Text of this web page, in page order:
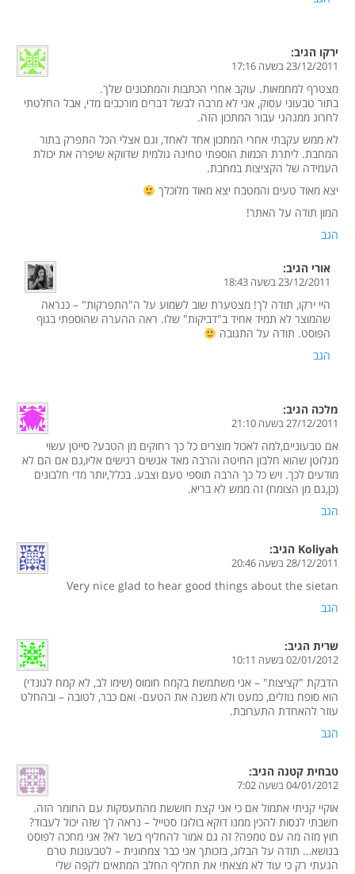
ירקו הגיב:
23/12/2011 בשעה 17:16
מצטרף למחמאות. עוקב אחרי הכתבות והמתכונים שלך.
בתור טבעוני עסוק, אני לא מרבה לבשל דברים מורכבים מדי, אבל החלטתי
לחרוג ממנהגי עבור המתכון הזה.
לא ממש עקבתי אחרי המתכון אחד לאחד, וגם אצלי הכל התפרק בתור
המחבת. ליתרת הכמות הוספתי טחינה גולמית שדווקא שיפרה את יכולת
העמידה של הקציצות במחבת.
יצא מאוד טעים והמטבח יצא מאוד מלוכלך
המון תודה על האתר!
הגב
אורי הגיב:
23/12/2011 בשעה 18:43
היי ירקו, תודה לך! מצטערת שוב לשמוע על ה"התפרקות" – כנראה
שהמוצר לא תמיד אחיד ב"דביקות" שלו. ראה ההערה שהוספתי בגוף
הפוסט. תודה על התגובה
הגב
מלכה הגיב:
27/12/2011 בשעה 21:10
אם טבעוניים,למה לאכול מוצרים כל כך רחוקים מן הטבע? סייטן עשוי
מגלוטן שהוא חלבון החיטה והרבה מאד אנשים רגישים אליו,גם אם הם לא
מודעים לכך. ויש כל כך הרבה תוספי טעם וצבע. בכלל,יותר מדי חלבונים
(כן,גם מן הצומח) זה ממש לא בריא.
הגב
Koliyah הגיב:
28/12/2011 בשעה 20:46
Very nice glad to hear good things about the sietan
הגב
שרית הגיב:
02/01/2012 בשעה 10:11
הדבקת "קציצות" – אני משתמשת בקמח חומוס (שימו לב, לא קמח לגונדי)
הוא סופח נוזלים, כמעט ולא משנה את הטעם- ואם כבר, לטובה – ובהחלט
עוזר להאחדת התערובת.
הגב
טבחית קטנה הגיב:
04/01/2012 בשעה 7:02
אוקיי קניתי אתמול אם כי אני קצת חוששת מהתעסקות עם החומר הזה.
חשבתי לנסות להכין ממנו דוקא בולונז סטייל – נראה לך שזה יכול לעבוד?
חוץ מזה מה עם טמפה? זה גם אמור להחליף בשר לא? אני מחכה לפוסט
בנושא… תודה על הבלוג, בזכותך אני כבר צמחונית – לטבעונות טרם
הגעתי רק כי עוד לא מצאתי את תחליף החלב המתאים לקפה שלי